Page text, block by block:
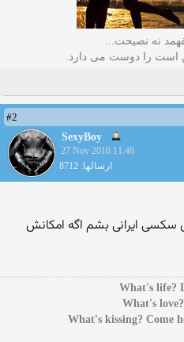
نه نصیحت...
است را دوست می دارد.
#2
SexyBoy
27 Nov 2010 11:46
ارسالها: 8712
سكسی ایرانی بشم اگه امكانش